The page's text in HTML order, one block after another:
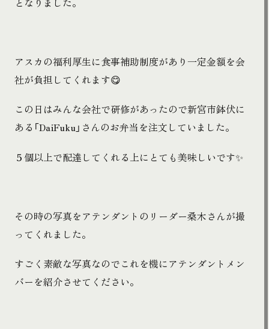
アスカの福利厚生に食事補助制度があり一定金額を会
社が負担してくれます😋
この日はみんな会社で研修があったので新宮市鉢伏に
ある「DaiFuku」さんのお弁当を注文していました。
５個以上で配達してくれる上にとても美味しいです✨
その時の写真をアテンダントのリーダー桑木さんが撮
ってくれました。
すごく素敵な写真なのでこれを機にアテンダントメン
バーを紹介させてください。